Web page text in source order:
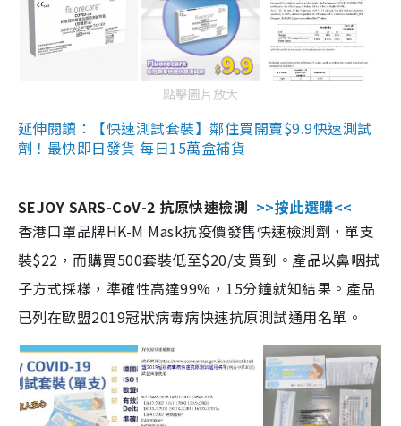
點擊圖片放大
延伸閱讀：【快速測試套裝】鄰住買開賣$9.9快速測試
劑！最快即日發貨 每日15萬盒補貨
SEJOY SARS-CoV-2 抗原快速檢測 >>按此選購<<
香港口罩品牌HK-M Mask抗疫價發售快速檢測劑，單支
裝$22，而購買500套裝低至$20/支買到。產品以鼻咽拭
子方式採樣，準確性高達99%，15分鐘就知結果。產品
已列在歐盟2019冠狀病毒病快速抗原測試通用名單。